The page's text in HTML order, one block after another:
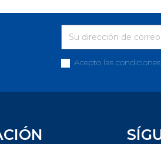
Acepto las